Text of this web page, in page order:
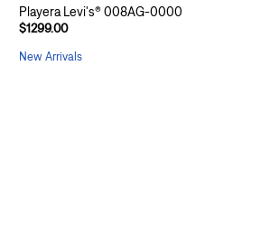
Playera Levi's® 008AG-0000
$1299.00
New Arrivals